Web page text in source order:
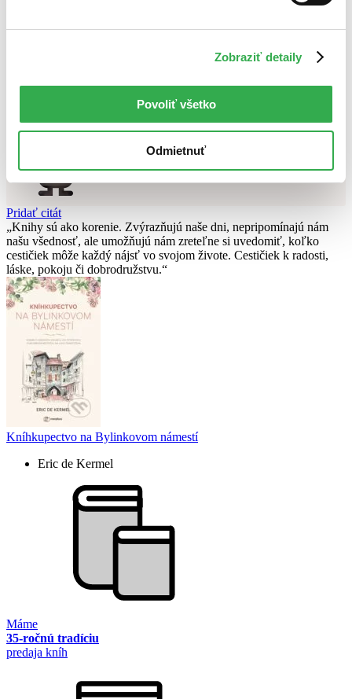
Zobraziť detaily
Povoliť všetko
Odmietnuť
Použité filtre
Skúste prosím zmeniť vyhľadávaný výraz.
Chcete poradiť knihu?
Pridať citát
Knihy sú ako korenie. Zvýrazňujú naše dni, nepripomínajú nám
našu všednosť, ale umožňujú nám zreteľne si uvedomiť, koľko
cestičiek môže každý nájsť vo svojom živote. Cestičiek k radosti,
láske, pokoju či dobrodružstvu.
Kníhkupectvo na Bylinkovom námestí
Eric de Kermel
Máme
35-ročnú tradíciu
predaja kníh